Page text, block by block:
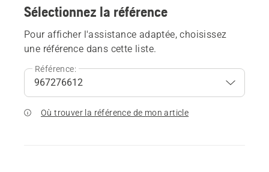
Sélectionnez la référence
Pour afficher l'assistance adaptée, choisissez
une référence dans cette liste.
Référence:
Où trouver la référence de mon article